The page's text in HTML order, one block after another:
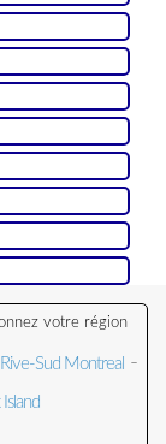
votre région
Rive-Sud Montreal -